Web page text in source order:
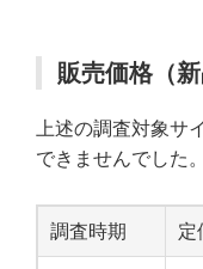
販売価格（新
上述の調査対象サ
できませんでした。
調査時期 定